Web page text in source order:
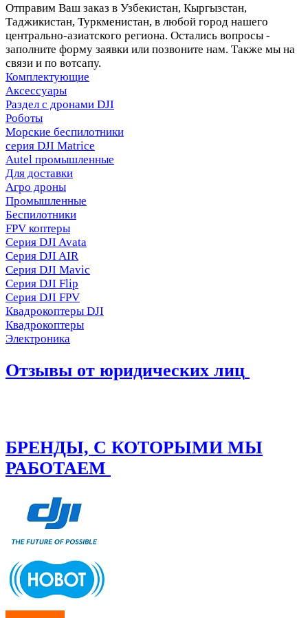
Отправим Ваш заказ в Узбекистан, Кыргызстан,
Таджикистан, Туркменистан, в любой город нашего
центрально-азиатского региона. Остались вопросы -
заполните форму заявки или позвоните нам. Также мы на
связи и по вотсапу.
Комплектующие
Аксессуары
Раздел с дронами DJI
Роботы
Морские беспилотники
серия DJI Matrice
Autel промышленные
Для доставки
Агро дроны
Промышленные
Беспилотники
FPV коптеры
Серия DJI Avata
Серия DJI AIR
Серия DJI Mavic
Серия DJI Flip
Серия DJI FPV
Квадрокоптеры DJI
Квадрокоптеры
Электроника
Отзывы от юридических лиц
БРЕНДЫ, С КОТОРЫМИ МЫ
РАБОТАЕМ